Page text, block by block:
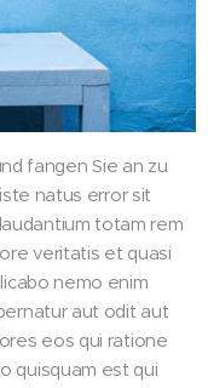
fangen Sie an zu
natus error sit
totam rem
veritatis et quasi
nemo enim
aut odit aut
eos qui ratione
quisquam est qui